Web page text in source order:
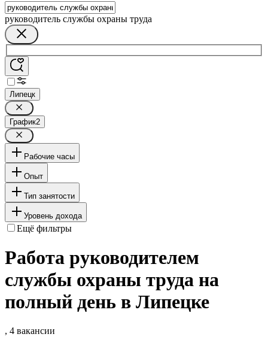
руководитель службы охраны труда
Липецк
График2
Рабочие часы
Опыт
Тип занятости
Уровень дохода
Ещё фильтры
Работа руководителем
службы охраны труда на
полный день в Липецке
, 4 вакансии